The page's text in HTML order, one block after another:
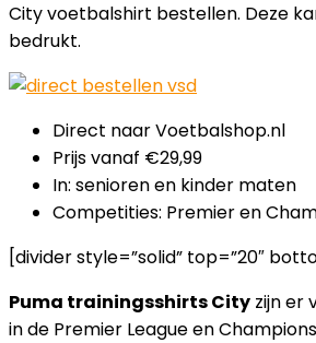
City voetbalshirt bestellen. Deze
bedrukt.
Direct naar Voetbalshop.nl
Prijs vanaf €29,99
In: senioren en kinder maten
Competities: Premier en
[divider style=”solid” top=”20″
Puma trainingsshirts City zijn er
in de Premier League en